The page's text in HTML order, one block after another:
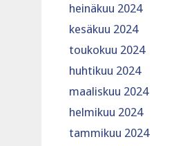
heinäkuu 2024
kesäkuu 2024
toukokuu 2024
huhtikuu 2024
maaliskuu 2024
helmikuu 2024
tammikuu 2024